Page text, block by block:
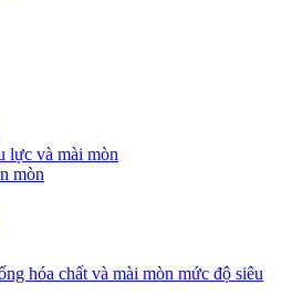
lực và mài mòn
mòn
hóa chất và mài mòn mức độ siêu